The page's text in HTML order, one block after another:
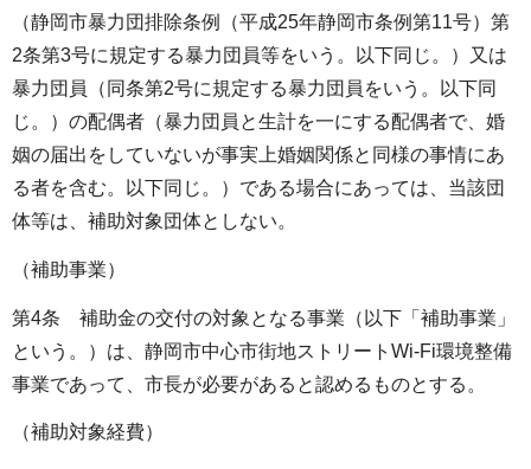
（静岡市暴力団排除条例（平成25年静岡市条例第11号）第
2条第3号に規定する暴力団員等をいう。以下同じ。）又は
暴力団員（同条第2号に規定する暴力団員をいう。以下同
じ。）の配偶者（暴力団員と生計を一にする配偶者で、婚
姻の届出をしていないが事実上婚姻関係と同様の事情にあ
る者を含む。以下同じ。）である場合にあっては、当該団
体等は、補助対象団体としない。
（補助事業）
第4条 補助金の交付の対象となる事業（以下「補助事業」
という。）は、静岡市中心市街地ストリートWi-Fi環境整備
事業であって、市長が必要があると認めるものとする。
（補助対象経費）